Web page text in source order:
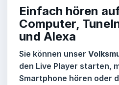
Einfach hören
Computer,
und Alexa
Sie können unser
den Live Player starten,
Smartphone hören oder